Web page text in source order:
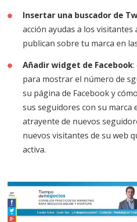
Insertar una buscador de
acción ayudas a los
publican sobre tu marca en
Añadir widget de Facebook
para mostrar el número de
su página de Facebook y
sus seguidores con su marca
atrayente de nuevos
nuevos visitantes de su web
activa.